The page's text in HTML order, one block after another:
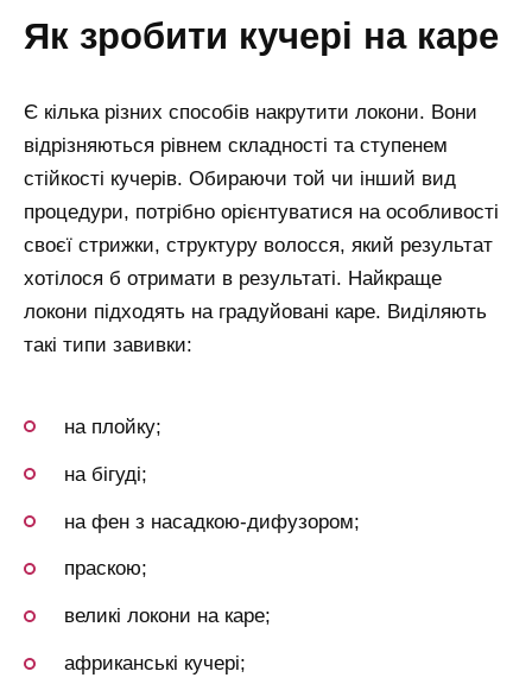
як зробити кучері на каре
Є кілька різних способів накрутити локони. Вони
відрізняються рівнем складності та ступенем
стійкості кучерів. Обираючи той чи інший вид
процедури, потрібно орієнтуватися на особливості
своєї стрижки, структуру волосся, який результат
хотілося б отримати в результаті. Найкраще
локони підходять на градуйовані каре. Виділяють
такі типи завивки:
на плойку;
на бігуді;
на фен з насадкою-дифузором;
праскою;
великі локони на каре;
африканські кучері;